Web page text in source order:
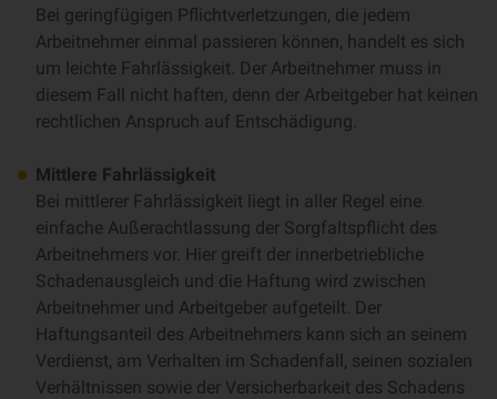
Bei geringfügigen Pflichtverletzungen, die jedem
Arbeitnehmer einmal passieren können, handelt es sich
um leichte Fahrlässigkeit. Der Arbeitnehmer muss in
diesem Fall nicht haften, denn der Arbeitgeber hat keinen
rechtlichen Anspruch auf Entschädigung.
Mittlere Fahrlässigkeit
Bei mittlerer Fahrlässigkeit liegt in aller Regel eine
einfache Außerachtlassung der Sorgfaltspflicht des
Arbeitnehmers vor. Hier greift der innerbetriebliche
Schadenausgleich und die Haftung wird zwischen
Arbeitnehmer und Arbeitgeber aufgeteilt. Der
Haftungsanteil des Arbeitnehmers kann sich an seinem
Verdienst, am Verhalten im Schadenfall, seinen sozialen
Verhältnissen sowie der Versicherbarkeit des Schadens